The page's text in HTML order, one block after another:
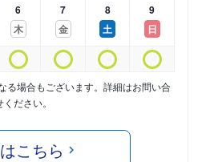
6
木
7
金
8
土
9
日
る場合もございます。詳細はお問い合
ください。
こちら